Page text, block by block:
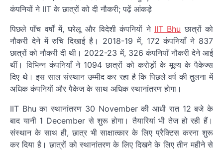
पिछले पाँच वर्षों में, घरेलू और विदेशी कंपनियों ने IIT Bhu छात्रों को
नौकरी देने में रुचि दिखाई है। 2018-19 में, 172 कंपनियाँ ने 837
छात्रों को नौकरी दी थी। 2022-23 में, 326 कंपनियाँ नौकरी देने आई
थीं। विभिन्न कंपनियाँ ने 1094 छात्रों को करोड़ों के मूल्य के पैकेज्स
दिए थे। इस साल संस्थान उम्मीद कर रहा है कि पिछले वर्ष की तुलना में
अधिक कंपनियों और पैकेज के साथ अधिक स्थानांतरण होगा।
IIT Bhu का स्थानांतरण 30 November की आधी रात 12 बजे के
बाद यानी 1 December से शुरू होगा। तैयारियां भी तेज हो रही हैं।
संस्थान के साथ ही, छात्र भी साक्षात्कार के लिए प्रैक्टिस करना शुरू
कर दिया है। छात्रों को स्थानांतरण के लिए दिखने के लिए तीन महीने से